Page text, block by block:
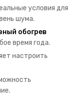
условия для
шума.
обогрев
время года.
настроить